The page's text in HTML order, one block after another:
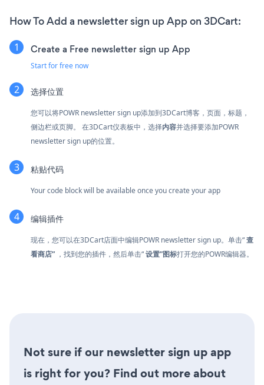
How To Add a newsletter sign up App on 3DCart:
Create a Free newsletter sign up App
Start for free now
选择位置
您可以将POWR newsletter sign up添加到3DCart博客，页面，标题，
侧边栏或页脚。 在3DCart仪表板中，选择内容并选择要添加POWR
newsletter sign up的位置。
粘贴代码
Your code block will be available once you create your app
编辑插件
现在，您可以在3DCart店面中编辑POWR newsletter sign up。单击“查
看商店” ，找到您的插件，然后单击“设置”图标打开您的POWR编辑器。
Not sure if our newsletter sign up app
is right for you? Find out more about